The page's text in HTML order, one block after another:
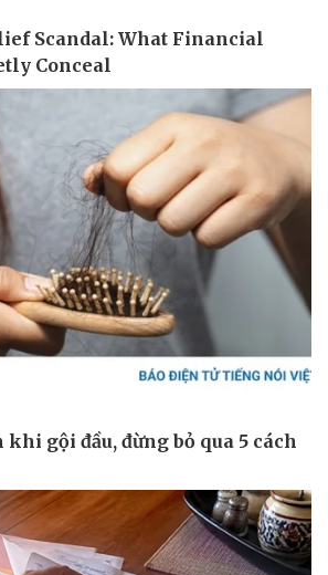
Quân sự - Quốc phòng
Vũ khí